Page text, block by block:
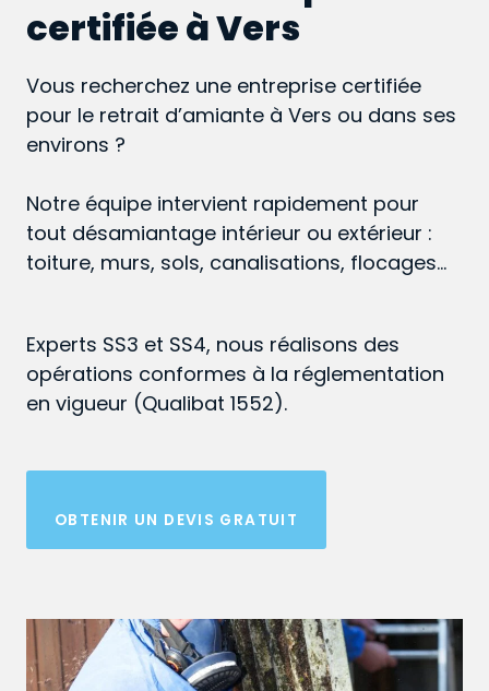
certifiée à Vers
Vous recherchez une entreprise certifiée
pour le retrait d’amiante à Vers ou dans ses
environs ?
Notre équipe intervient rapidement pour
tout désamiantage intérieur ou extérieur :
toiture, murs, sols, canalisations, flocages…
Experts SS3 et SS4, nous réalisons des
opérations conformes à la réglementation
en vigueur (Qualibat 1552).
OBTENIR UN DEVIS GRATUIT